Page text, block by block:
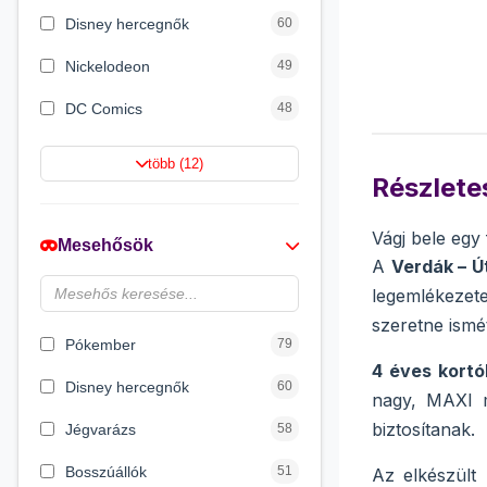
Disney hercegnők 60
Nickelodeon 49
DC Comics 48
Netflix 42
Jurassic World
Wizarding World 12
több (12)
Mesehősök
Pókember 79
Disney hercegnők 60
Jégvarázs 58
Bosszúállók 51
Vágj bele
A Verdák –
szeretne
4 éves
nagy, MAXI
biztosítanak.
Az